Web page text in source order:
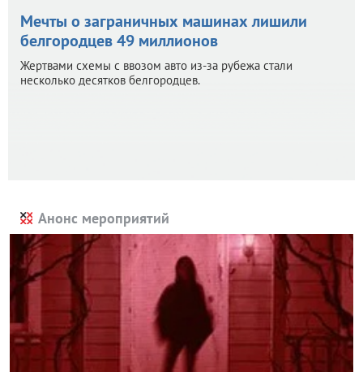
Мечты о заграничных машинах лишили
белгородцев 49 миллионов
Жертвами схемы с ввозом авто из-за рубежа стали
несколько десятков белгородцев.
Анонс мероприятий